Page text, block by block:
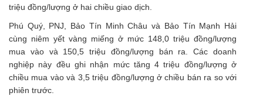
triệu đồng/lượng ở hai chiều giao dịch.
Phú Quý, PNJ, Bảo Tín Minh Châu và Bảo Tín Mạnh Hải
cùng niêm yết vàng miếng ở mức 148,0 triệu đồng/lượng
mua vào và 150,5 triệu đồng/lượng bán ra. Các doanh
nghiệp này đều ghi nhận mức tăng 4 triệu đồng/lượng ở
chiều mua vào và 3,5 triệu đồng/lượng ở chiều bán ra so với
phiên trước.